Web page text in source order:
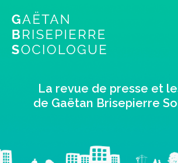
La revue de presse et
de Gaëtan Brisepierre